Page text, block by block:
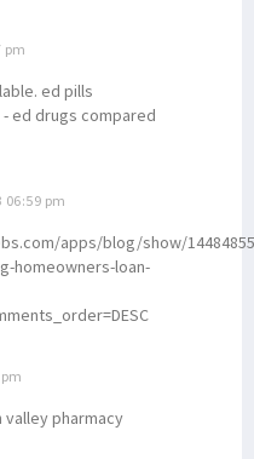
pm
ed pills
- ed drugs compared
06:59 pm
apps/blog/show/
homeowners-loan-
valley pharmacy